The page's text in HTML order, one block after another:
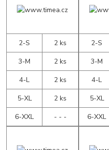
2-S
2 ks
3-M
2 ks
4-L
2 ks
5-XL
2 ks
6-XXL
- - -
2-S
3-M
4-L
5-XL
6-XXL